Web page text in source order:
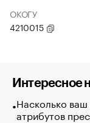
ОКОГУ
4210015
Интересное
Насколько ваш
атрибутов